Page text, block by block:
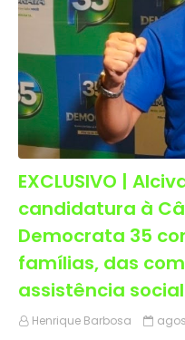
EXCLUSIVO |
candidatura à
Democrata 35
famílias, das
assistência social
Henrique Barbosa